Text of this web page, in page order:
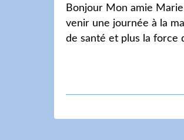
Bonjour Mon amie
venir une journée à la
de santé et plus la force